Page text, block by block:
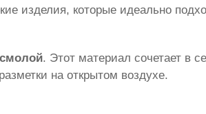
изделия, которые идеально
. Этот материал сочетает в
на открытом воздухе.